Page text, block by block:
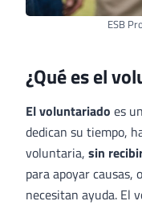
ESB
¿Qué es el
El voluntariado es
dedican su tiempo,
voluntaria, sin
para apoyar causas,
necesitan ayuda. El